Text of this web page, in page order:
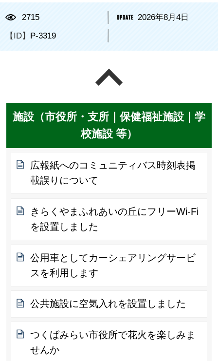
2715 2026年8月4日
【ID】 P-3319
施設（市役所・支所｜保健福祉施設｜学
校施設 等）
広報紙へのコミュニティバス時刻表掲
載誤りについて
きらくやまふれあいの丘にフリーWi-Fi
を設置しました
公用車としてカーシェアリングサービ
スを利用します
公共施設に空気入れを設置しました
つくばみらい市役所で花火を楽しみま
せんか